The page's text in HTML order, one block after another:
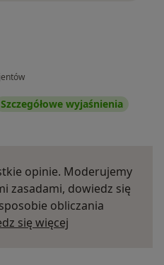
Szczegółowe wyjaśnienia
opinie. Moderujemy
zasadami, dowiedz się
obliczania
się więcej